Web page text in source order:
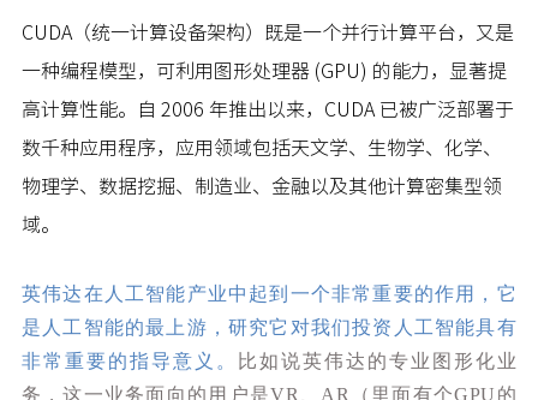
CUDA（统一计算设备架构）既是一个并行计算平台，又是
一种编程模型，可利用图形处理器 (GPU) 的能力，显著提
高计算性能。自 2006 年推出以来，CUDA 已被广泛部署于
数千种应用程序，应用领域包括天文学、生物学、化学、
物理学、数据挖掘、制造业、金融以及其他计算密集型领
域。
英伟达在人工智能产业中起到一个非常重要的作用，它
是人工智能的最上游，研究它对我们投资人工智能具有
非常重要的指导意义。
比如说英伟达的专业图形化业
务，这一业务面向的用户是VR、AR（里面有个GPU的